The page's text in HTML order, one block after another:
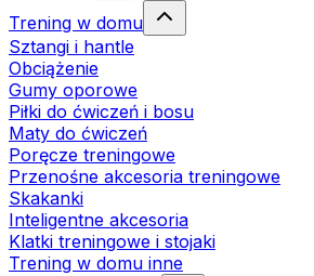
Trening w domu
Sztangi i hantle
Obciążenie
Gumy oporowe
Piłki do ćwiczeń i bosu
Maty do ćwiczeń
Poręcze treningowe
Przenośne akcesoria treningowe
Skakanki
Inteligentne akcesoria
Klatki treningowe i stojaki
Trening w domu inne